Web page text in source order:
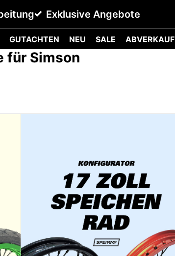
Exklusive Angebote
GUTACHTEN NEU SALE ABVERKAUF
für Simson